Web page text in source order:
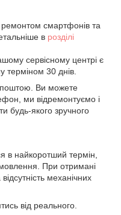
смартфонів та
в розділі
сервісному центрі є
терміном 30 днів.
Ви можете
ми відремонтуємо і
будь-якого зручного
в найкоротший термін,
При отримані
механічних
від реального.